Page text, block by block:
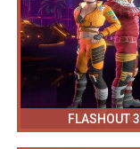
FLASHOUT 3